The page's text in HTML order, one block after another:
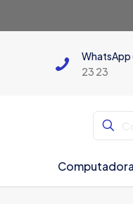
WhatsApp
23 23